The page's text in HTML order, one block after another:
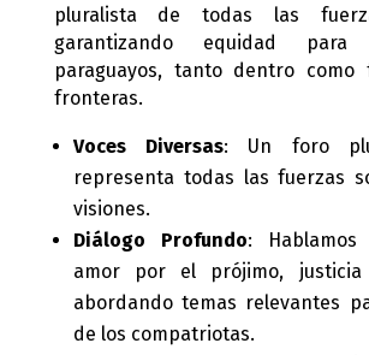
pluralista de todas las
garantizando equidad
paraguayos, tanto dentro como
fronteras.
Voces Diversas: Un foro
representa todas las fuerzas
visiones.
Diálogo Profundo:
amor por el prójimo,
abordando temas relevantes
de los compatriotas.